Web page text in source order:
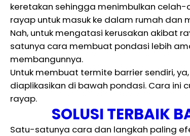
keretakan sehingga menimbulkan
rayap untuk masuk ke dalam rumah dan
Nah, untuk mengatasi kerusakan akibat
satunya cara membuat pondasi lebih
membangunnya.
Untuk membuat termite barrier sendiri,
diaplikasikan di bawah pondasi. Cara ini
rayap.
SOLUSI TERBAIK
Satu-satunya cara dan langkah paling